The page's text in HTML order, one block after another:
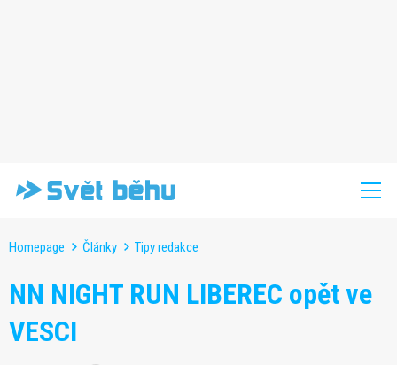
Homepage Články Tipy redakce
NN NIGHT RUN LIBEREC opět ve
VESCI